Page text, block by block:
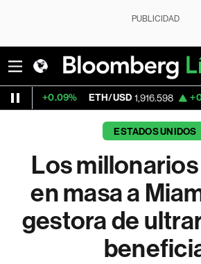
PUBLICIDAD
ETH/USD 1,916.598 +0.14% Visa
ESTADOS UNIDOS
Los
en masa a
gestora de